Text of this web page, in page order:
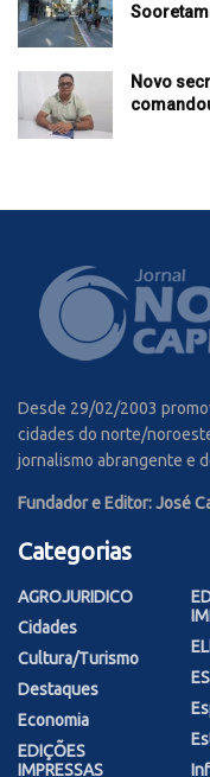
Novo
Desde 29/02/2003
cidades do norte/
jornalismo abrangente e
Fundador e Editor: José
Categorias
AGROJURIDICO
Cidades
Cultura/Turismo
Destaques
Economia
EDIÇÕES
IMPRESSAS